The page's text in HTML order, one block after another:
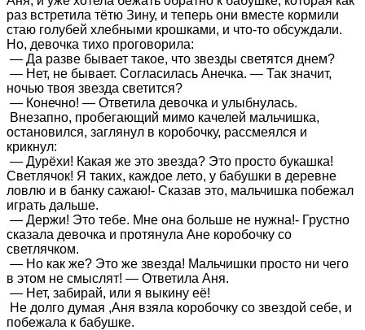
раз встретила тётю Зину, и теперь они вместе кормили
стаю голубей хлебными крошками, и что-то обсуждали.
Но, девочка тихо проговорила:
— Да разве бывает такое, что звезды светятся днем?
— Нет, не бывает. Согласилась Анечка. — Так значит,
ночью твоя звезда светится?
— Конечно! — Ответила девочка и улыбнулась.
Внезапно, пробегающий мимо качелей мальчишка,
остановился, заглянул в коробочку, рассмеялся и
крикнул:
— Дурёхи! Какая же это звезда? Это просто букашка!
Светлячок! Я таких, каждое лето, у бабушки в деревне
ловлю и в банку сажаю!- Сказав это, мальчишка побежал
играть дальше.
— Держи! Это тебе. Мне она больше не нужна!- Грустно
сказала девочка и протянула Ане коробочку со
светлячком.
— Но как же? Это же звезда! Мальчишки просто ни чего
в этом не смыслят! — Ответила Аня.
— Нет, забирай, или я выкину её!
Не долго думая ,Аня взяла коробочку со звездой себе, и
побежала к бабушке.